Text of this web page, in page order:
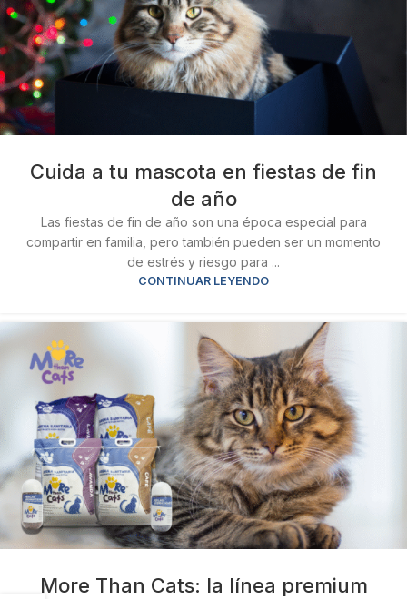
Cuida a tu mascota en fiestas de fin
de año
Las fiestas de fin de año son una época especial para
compartir en familia, pero también pueden ser un momento
de estrés y riesgo para ...
CONTINUAR LEYENDO
More Than Cats: la línea premium